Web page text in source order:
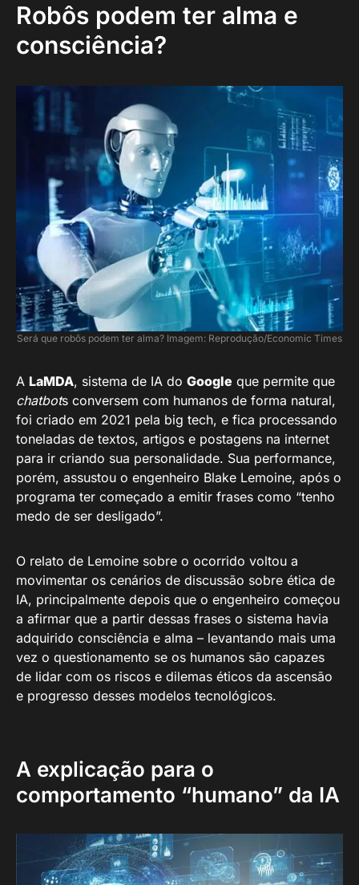
Robôs podem ter alma e
consciência?
Será que robôs podem ter alma? Imagem: Reprodução/Economic Times
A LaMDA, sistema de IA do Google que permite que
chatbots conversem com humanos de forma natural,
foi criado em 2021 pela big tech, e fica processando
toneladas de textos, artigos e postagens na internet
para ir criando sua personalidade. Sua performance,
porém, assustou o engenheiro Blake Lemoine, após o
programa ter começado a emitir frases como “tenho
medo de ser desligado”.
O relato de Lemoine sobre o ocorrido voltou a
movimentar os cenários de discussão sobre ética de
IA, principalmente depois que o engenheiro começou
a afirmar que a partir dessas frases o sistema havia
adquirido consciência e alma – levantando mais uma
vez o questionamento se os humanos são capazes
de lidar com os riscos e dilemas éticos da ascensão
e progresso desses modelos tecnológicos.
A explicação para o
comportamento “humano” da IA